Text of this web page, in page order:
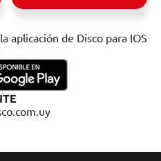
aplicación de Disco para IOS